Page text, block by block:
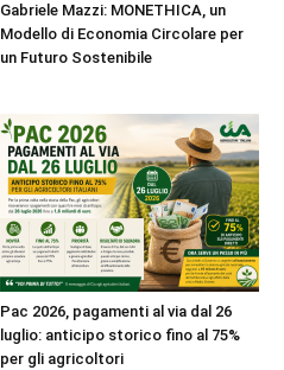
Gabriele Mazzi: MONETHICA, un
Modello di Economia Circolare per
un Futuro Sostenibile
Pac 2026, pagamenti al via dal 26
luglio: anticipo storico fino al 75%
per gli agricoltori